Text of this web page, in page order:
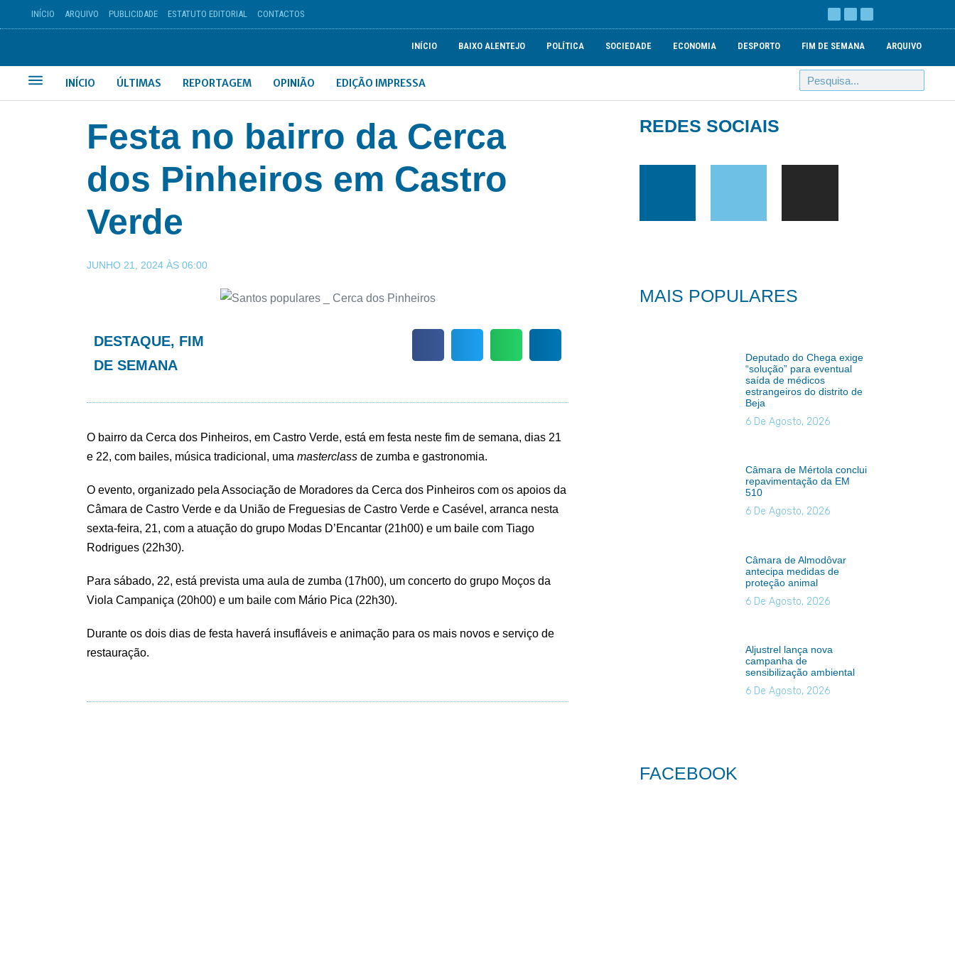
INÍCIO ARQUIVO PUBLICIDADE ESTATUTO EDITORIAL CONTACTOS
INÍCIO BAIXO ALENTEJO POLÍTICA SOCIEDADE ECONOMIA DESPORTO FIM DE SEMANA ARQUIVO
INÍCIO ÚLTIMAS REPORTAGEM OPINIÃO EDIÇÃO IMPRESSA
Festa no bairro da Cerca
dos Pinheiros em Castro
Verde
JUNHO 21, 2024 ÀS 06:00
DESTAQUE, FIM
DE SEMANA
O bairro da Cerca dos Pinheiros, em Castro Verde, está em festa neste fim de semana, dias 21
e 22, com bailes, música tradicional, uma masterclass de zumba e gastronomia.
O evento, organizado pela Associação de Moradores da Cerca dos Pinheiros com os apoios da
Câmara de Castro Verde e da União de Freguesias de Castro Verde e Casével, arranca nesta
sexta-feira, 21, com a atuação do grupo Modas D’Encantar (21h00) e um baile com Tiago
Rodrigues (22h30).
Para sábado, 22, está prevista uma aula de zumba (17h00), um concerto do grupo Moços da
Viola Campaniça (20h00) e um baile com Mário Pica (22h30).
Durante os dois dias de festa haverá insufláveis e animação para os mais novos e serviço de
restauração.
REDES SOCIAIS
MAIS POPULARES
Deputado do Chega exige
“solução” para eventual
saída de médicos
estrangeiros do distrito de
Beja
6 De Agosto, 2026
Câmara de Mértola conclui
repavimentação da EM
510
6 De Agosto, 2026
Câmara de Almodôvar
antecipa medidas de
proteção animal
6 De Agosto, 2026
Aljustrel lança nova
campanha de
sensibilização ambiental
6 De Agosto, 2026
FACEBOOK